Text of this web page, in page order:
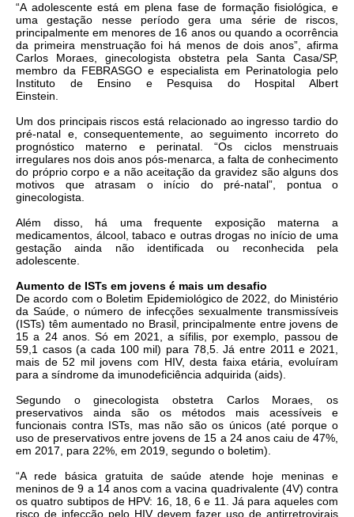
“A adolescente está em plena fase de formação fisiológica, e
uma gestação nesse período gera uma série de riscos,
principalmente em menores de 16 anos ou quando a ocorrência
da primeira menstruação foi há menos de dois anos”, afirma
Carlos Moraes, ginecologista obstetra pela Santa Casa/SP,
membro da FEBRASGO e especialista em Perinatologia pelo
Instituto de Ensino e Pesquisa do Hospital Albert
Einstein.
Um dos principais riscos está relacionado ao ingresso tardio do
pré-natal e, consequentemente, ao seguimento incorreto do
prognóstico materno e perinatal. “Os ciclos menstruais
irregulares nos dois anos pós-menarca, a falta de conhecimento
do próprio corpo e a não aceitação da gravidez são alguns dos
motivos que atrasam o início do pré-natal”, pontua o
ginecologista.
Além disso, há uma frequente exposição materna a
medicamentos, álcool, tabaco e outras drogas no início de uma
gestação ainda não identificada ou reconhecida pela
adolescente.
Aumento de ISTs em jovens é mais um desafio
De acordo com o Boletim Epidemiológico de 2022, do Ministério
da Saúde, o número de infecções sexualmente transmissíveis
(ISTs) têm aumentado no Brasil, principalmente entre jovens de
15 a 24 anos. Só em 2021, a sífilis, por exemplo, passou de
59,1 casos (a cada 100 mil) para 78,5. Já entre 2011 e 2021,
mais de 52 mil jovens com HIV, desta faixa etária, evoluíram
para a síndrome da imunodeficiência adquirida (aids).
Segundo o ginecologista obstetra Carlos Moraes, os
preservativos ainda são os métodos mais acessíveis e
funcionais contra ISTs, mas não são os únicos (até porque o
uso de preservativos entre jovens de 15 a 24 anos caiu de 47%,
em 2017, para 22%, em 2019, segundo o boletim).
“A rede básica gratuita de saúde atende hoje meninas e
meninos de 9 a 14 anos com a vacina quadrivalente (4V) contra
os quatro subtipos de HPV: 16, 18, 6 e 11. Já para aqueles com
risco de infecção pelo HIV devem fazer uso de antirretrovirais